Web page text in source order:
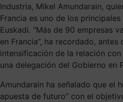
Industria, Mikel Amundarain,
Francia es uno de los
Euskadi. “Más de 90 empresas
en Francia”, ha recordado, antes
intensificación de la relación
una delegación del Gobierno en
Amundarain ha señalado que el
apuesta de futuro” con el